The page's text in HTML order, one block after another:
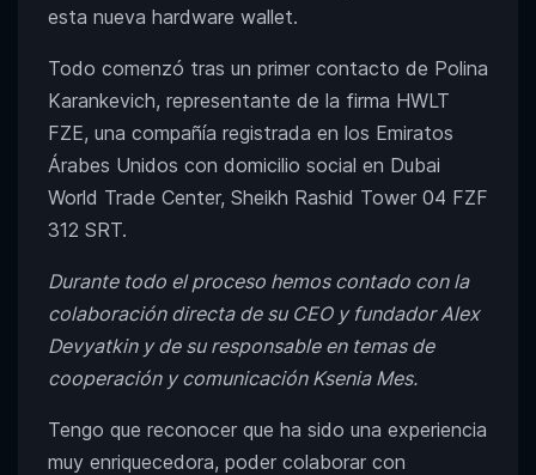
esta nueva hardware wallet.
Todo comenzó tras un primer contacto de Polina
Karankevich, representante de la firma HWLT
FZE, una compañía registrada en los Emiratos
Árabes Unidos con domicilio social en Dubai
World Trade Center, Sheikh Rashid Tower 04 FZF
312 SRT.
Durante todo el proceso hemos contado con la
colaboración directa de su CEO y fundador Alex
Devyatkin y de su responsable en temas de
cooperación y comunicación Ksenia Mes.
Tengo que reconocer que ha sido una experiencia
muy enriquecedora, poder colaborar con